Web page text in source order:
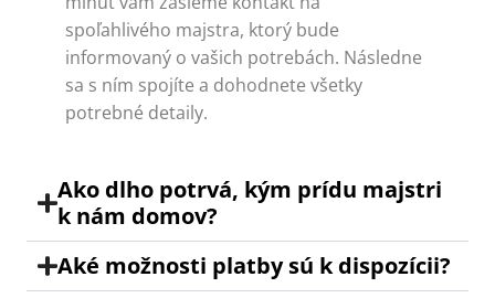
spoľahlivého majstra, ktorý bude
informovaný o vašich potrebách. Následne
sa s ním spojíte a dohodnete všetky
potrebné detaily.
Ako dlho potrvá, kým prídu majstri
k nám domov?
Aké možnosti platby sú k dispozícii?